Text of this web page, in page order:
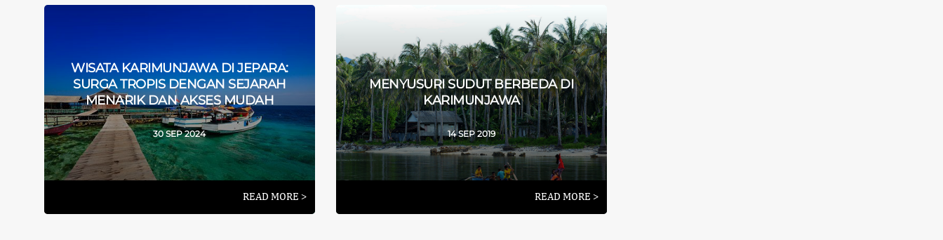
WISATA KARIMUNJAWA DI JEPARA:
SURGA TROPIS DENGAN SEJARAH
MENARIK DAN AKSES MUDAH
30 SEP 2024
READ MORE >
MENYUSURI SUDUT BERBEDA DI
KARIMUNJAWA
14 SEP 2019
READ MORE >